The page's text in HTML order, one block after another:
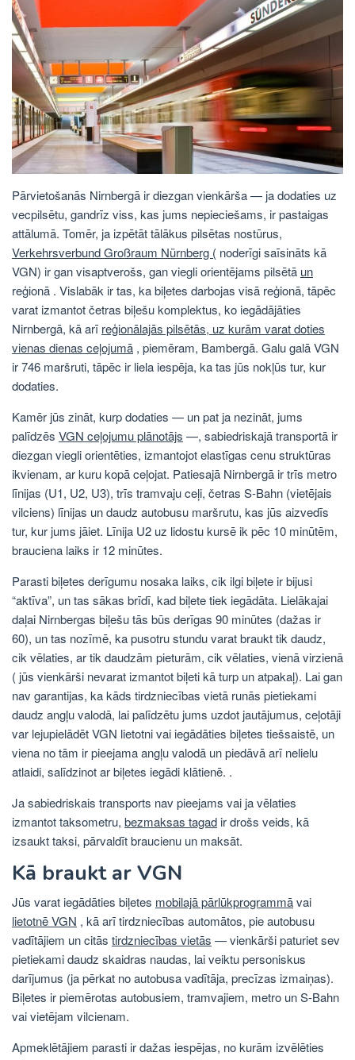
Pārvietošanās Nirnbergā ir diezgan vienkārša — ja dodaties uz
vecpilsētu, gandrīz viss, kas jums nepieciešams, ir pastaigas
attālumā. Tomēr, ja izpētāt tālākus pilsētas nostūrus,
Verkehrsverbund Großraum Nürnberg ( noderīgi saīsināts kā
VGN) ir gan visaptverošs, gan viegli orientējams pilsētā un
reģionā . Vislabāk ir tas, ka biļetes darbojas visā reģionā, tāpēc
varat izmantot četras biļešu komplektus, ko iegādājāties
Nirnbergā, kā arī reģionālajās pilsētās, uz kurām varat doties
vienas dienas ceļojumā , piemēram, Bambergā. Galu galā VGN
ir 746 maršruti, tāpēc ir liela iespēja, ka tas jūs nokļūs tur, kur
dodaties.
Kamēr jūs zināt, kurp dodaties — un pat ja nezināt, jums
palīdzēs VGN ceļojumu plānotājs —, sabiedriskajā transportā ir
diezgan viegli orientēties, izmantojot elastīgas cenu struktūras
ikvienam, ar kuru kopā ceļojat. Patiesajā Nirnbergā ir trīs metro
līnijas (U1, U2, U3), trīs tramvaju ceļi, četras S-Bahn (vietējais
vilciens) līnijas un daudz autobusu maršrutu, kas jūs aizvedīs
tur, kur jums jāiet. Līnija U2 uz lidostu kursē ik pēc 10 minūtēm,
brauciena laiks ir 12 minūtes.
Parasti biļetes derīgumu nosaka laiks, cik ilgi biļete ir bijusi
“aktīva”, un tas sākas brīdī, kad biļete tiek iegādāta. Lielākajai
daļai Nirnbergas biļešu tās būs derīgas 90 minūtes (dažas ir
60), un tas nozīmē, ka pusotru stundu varat braukt tik daudz,
cik vēlaties, ar tik daudzām pieturām, cik vēlaties, vienā virzienā
( jūs vienkārši nevarat izmantot biļeti kā turp un atpakaļ). Lai gan
nav garantijas, ka kāds tirdzniecības vietā runās pietiekami
daudz angļu valodā, lai palīdzētu jums uzdot jautājumus, ceļotāji
var lejupielādēt VGN lietotni vai iegādāties biļetes tiešsaistē, un
viena no tām ir pieejama angļu valodā un piedāvā arī nelielu
atlaidi, salīdzinot ar biļetes iegādi klātienē. .
Ja sabiedriskais transports nav pieejams vai ja vēlaties
izmantot taksometru, bezmaksas tagad ir drošs veids, kā
izsaukt taksi, pārvaldīt braucienu un maksāt.
Kā braukt ar VGN
Jūs varat iegādāties biļetes mobilajā pārlūkprogrammāvai
lietotnē VGN , kā arī tirdzniecības automātos, pie autobusu
vadītājiem un citās tirdzniecības vietās — vienkārši paturiet sev
pietiekami daudz skaidras naudas, lai veiktu personiskus
darījumus (ja pērkat no autobusa vadītāja, precīzas izmaiņas).
Biļetes ir piemērotas autobusiem, tramvajiem, metro un S-Bahn
vai vietējam vilcienam.
Apmeklētājiem parasti ir dažas iespējas, no kurām izvēlēties